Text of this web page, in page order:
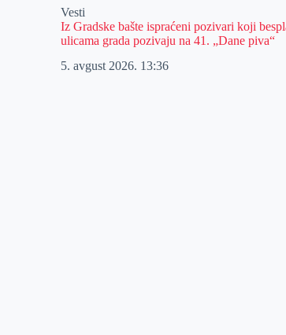
Vesti
Iz Gradske bašte ispraćeni pozivari koji
ulicama grada pozivaju na 41. „Dane piva“
5. avgust 2026. 13:36